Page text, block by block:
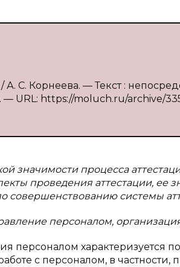
А. С. Корнеева. — Текст :
URL: https://moluch.ru/archive/
значимости процесса
проведения аттестации, ее
системы
персоналом,
персоналом характеризуется
с персоналом, в частности,